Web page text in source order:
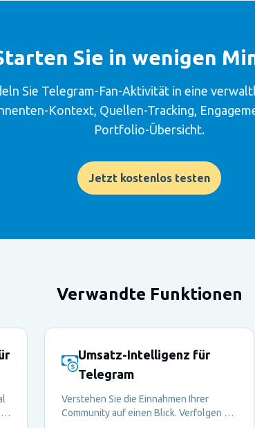
Sie in wenigen
Sie Telegram-Fan-Aktivität in eine
Kontext, Quellen-Tracking,
Portfolio-Übersicht.
Jetzt kostenlos testen
Verwandte Funktionen
Umsatz-Intelligenz für
Telegram
Verstehen Sie die Einnahmen Ihrer
Community auf einen Blick. Verfolgen Sie